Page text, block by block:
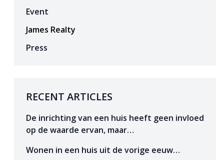
Event
James Realty
Press
RECENT ARTICLES
De inrichting van een huis heeft geen invloed
op de waarde ervan, maar…
Wonen in een huis uit de vorige eeuw…